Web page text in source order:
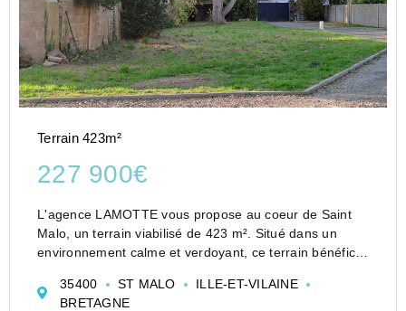
Terrain 423m²
227 900€
L'agence LAMOTTE vous propose au coeur de Saint
Malo, un terrain viabilisé de 423 m². Situé dans un
environnement calme et verdoyant, ce terrain bénéficie
des tiers et est à proximité de toutes les ...
35400 ST MALO
ILLE-ET-VILAINE
BRETAGNE